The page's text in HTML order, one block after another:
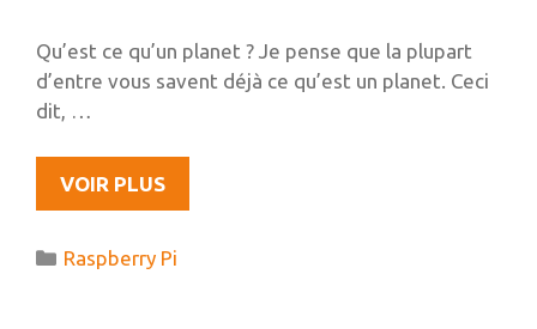
Qu’est ce qu’un planet ? Je pense que la plupart
d’entre vous savent déjà ce qu’est un planet. Ceci
dit, …
VOIR PLUSOUVERTURE
DU
DÉDIÉ
Catégories
Raspberry Pi